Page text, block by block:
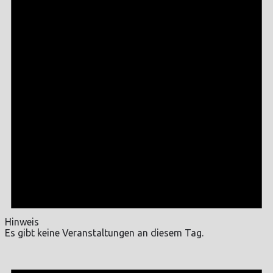
Hinweis
Es gibt keine Veranstaltungen an diesem Tag.